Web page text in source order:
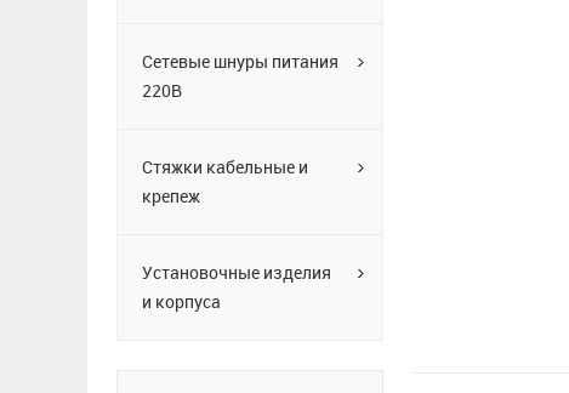
Сетевые шнуры питания
220В
Стяжки кабельные и
крепеж
Установочные изделия
и корпуса